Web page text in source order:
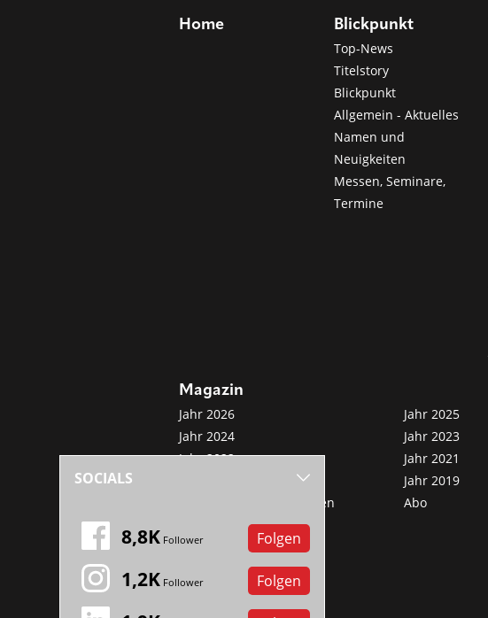
Home Blickpunkt
Top-News
Titelstory
Blickpunkt
Allgemein - Aktuelles
Namen und
Neuigkeiten
Messen, Seminare,
Termine
Magazin
Jahr 2026
Jahr 2025
Jahr 2024
Jahr 2023
Jahr 2022
Jahr 2021
Jahr 2019
Sonderveröffentlichungen
Abo
SOCIALS
8,8K Follower Folgen
1,2K Follower Folgen